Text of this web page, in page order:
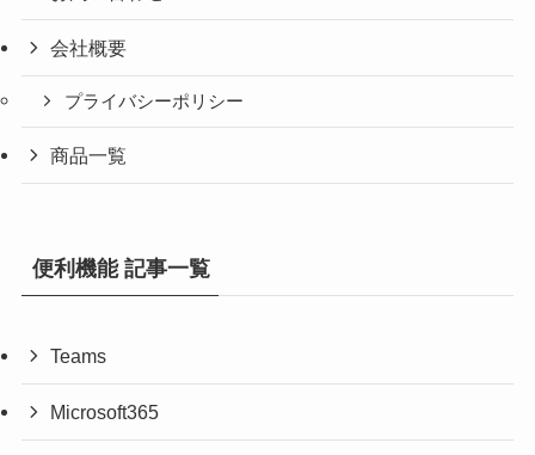
会社概要
プライバシーポリシー
商品一覧
便利機能 記事一覧
Teams
Microsoft365